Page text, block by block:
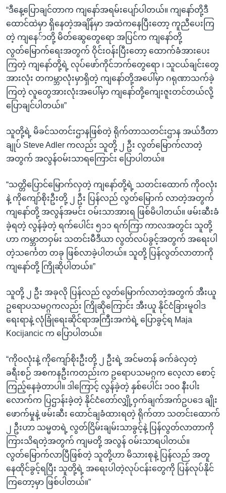
“ဒီနေ့ပြောချင်တာက ကျနော်အရမ်းပျော်ပါတယ်။ ကျနော်တို့ဒီ
ထောင်ထဲမှာ ရှိနေတဲ့အချိန်မှာ အထဲကနေပြီးတော့ ကူညီပေးကြ
တဲ့ ကျနေ်ာတို့ မိတ်ဆွေတွေရော အပြင်က ကျနော်တို့
လွတ်မြောက်ရေးအတွက် ဝိုင်းဝန်းပြီးတော့ ထောက်ခံအားပေး
ကြတဲ့ ကျနော်တို့ရဲ့ လုပ်ဖော်ကိုင်ဘက်တွေရော ၊ သူငယ်ချင်းတွေ
အားလုံး တကမ္ဘာလုံးမှာရှိတဲ့ ကျနော်တို့အပေါ်မှာ ဂရုဏာသက်ခဲ့
ကြတဲ့ လူတွေအားလုံးအပေါ်မှာ ကျနော်တို့ကျေးဇူးတင်တယ်လို့
ပြောချင်ပါတယ်။”
သူတို့ရဲ့ မိခင်သတင်းဌာနဖြစ်တဲ့ ရိုက်တာသတင်းဌာန အယ်ဒီတာ
ချုပ် Steve Adler ကလည်း သူတို့ ၂ ဦး လွတ်မြောက်လာတဲ့
အတွက် အလွန်ဝမ်းသာရကြောင်း ပြောပါတယ်။
“သတ္တိပြောင်မြောက်လှတဲ့ ကျနော်တို့ရဲ့ သတင်းထောက် ကိုဝလုံး
နဲ့ ကိုကျော်စိုးဦးတို့ ၂ ဦး ပြန်လည် လွတ်မြောက် လာတဲ့အတွက်
ကျနော်တို့ အလွန်အမင်း ဝမ်းသာအားရ ဖြစ်မိပါတယ်။ ဖမ်းဆီးခံ
ခဲ့ရတဲ့ လွန်ခဲ့တဲ့ ရက်ပေါင်း ၅၁၁ ရက်ကြာ ကာလအတွင်း သူတို့
ဟာ ကမ္ဘာတဝှမ်း သတင်းမီဒီယာ လွတ်လပ်ခွင့်အတွက် အရေးပါ
တဲ့သင်္ကေတ တခု ဖြစ်လာခဲ့ပါတယ်။ သူတို့ ပြန်လွတ်လာတာကို
ကျနော်တို့ ကြိုဆိုပါတယ်။”
သူတို့ ၂ ဦး အခုလို ပြန်လည် လွတ်မြောက်လာတဲ့အတွက် အီးယူ
ဥရောပသမဂ္ဂကလည်း ကြိုဆိုကြောင်း အီးယူ နိုင်ငံခြားမူဝါဒ
ရေးရာနဲ့ လုံခြုံရေးဆိုင်ရာအကြီးအကဲရဲ့ ပြောခွင့်ရ Maja
Kocijancic က ပြောပါတယ်။
“ကိုဝလုံးနဲ့ ကိုကျော်စိုးဦးတို့ ၂ ဦးရဲ့ အင်မတန် ခက်ခဲလှတဲ့
ခရီးစဉ် အစကနဦးကတည်းက ဥရောပသမဂ္ဂက လေ့လာ စောင့်
ကြည့်နေခဲ့တာပါ။ ဒါကြောင့် လွန်ခဲ့တဲ့ နှစ်ပေါင်း ၁၀၀ နီးပါး
လောက်က ပြဌာန်းခဲ့တဲ့ နိုင်ငံတော်လျှို့ဝှက်ချက်အက်ဥပဒေ ချိုး
ဖောက်မှုနဲ့ ဖမ်းဆီး ထောင်ချခံထားရတဲ့ ရိုက်တာ သတင်းထောက်
၂ ဦးဟာ သမ္မတရဲ့ လွတ်ငြိမ်းချမ်းသာခွင့်နဲ့ ပြန်လွတ်လာတာကို
ကြားသိရတဲ့အတွက် ကျမတို့ အလွန် ဝမ်းသာရပါတယ်။
လွတ်မြောက်လာပြီဖြစ်တဲ့ သူတို့ဟာ မိသားစုနဲ့ ပြန်လည် အတူ
နေထိုင်ခွင့်ရပြီး သူတို့ရဲ့ အရေးပါတဲ့လုပ်ငန်းတွေကို ပြန်လုပ်နိုင်
ကြတော့မှာ ဖြစ်ပါတယ်။”